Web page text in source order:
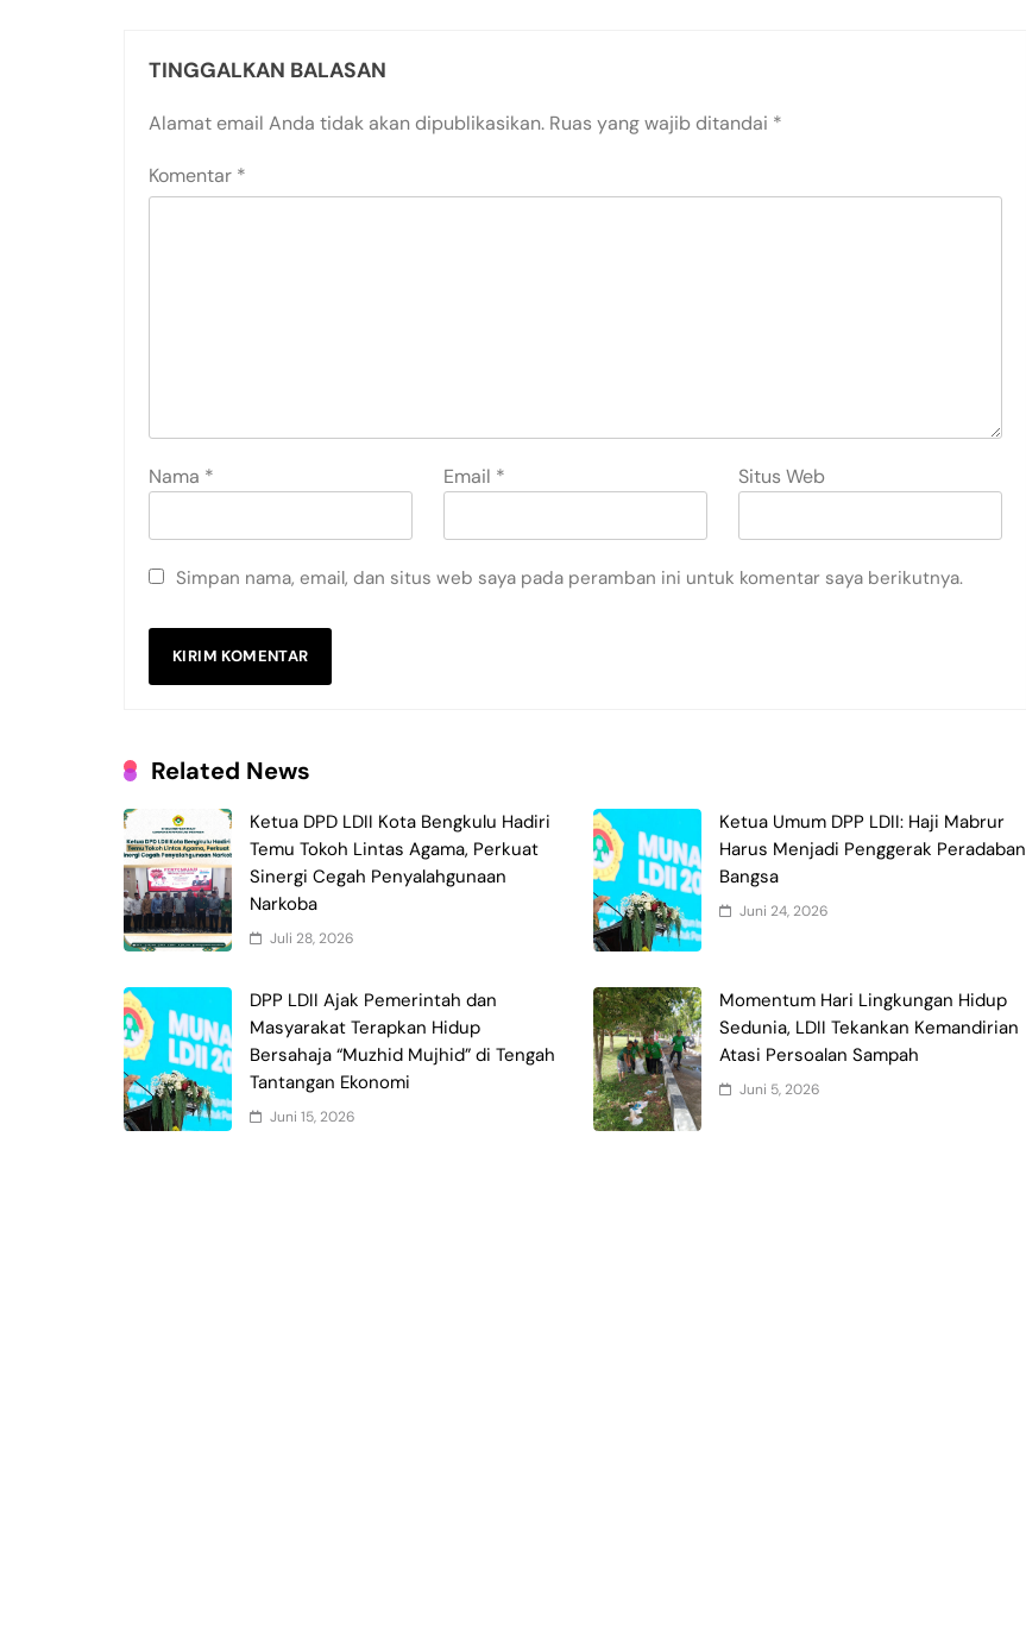
TINGGALKAN BALASAN
Alamat email Anda tidak akan dipublikasikan. Ruas yang wajib ditandai *
Komentar *
Nama * Email * Situs Web
Simpan nama, email, dan situs web saya pada peramban ini untuk komentar saya berikutnya.
Related News
Ketua DPD LDII Kota Bengkulu Hadiri
Temu Tokoh Lintas Agama, Perkuat
Sinergi Cegah Penyalahgunaan
Narkoba
Juli 28, 2026
Ketua Umum DPP LDII: Haji Mabrur
Harus Menjadi Penggerak Peradaban
Bangsa
Juni 24, 2026
DPP LDII Ajak Pemerintah dan
Masyarakat Terapkan Hidup
Bersahaja “Muzhid Mujhid” di Tengah
Tantangan Ekonomi
Juni 15, 2026
Momentum Hari Lingkungan Hidup
Sedunia, LDII Tekankan Kemandirian
Atasi Persoalan Sampah
Juni 5, 2026